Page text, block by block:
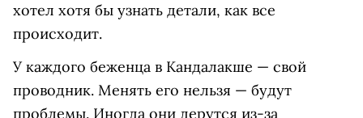
хотел хотя бы узнать детали, как все
происходит.
У каждого беженца в Кандалакше — свой
проводник. Менять его нельзя — будут
проблемы. Иногда они дерутся из-за